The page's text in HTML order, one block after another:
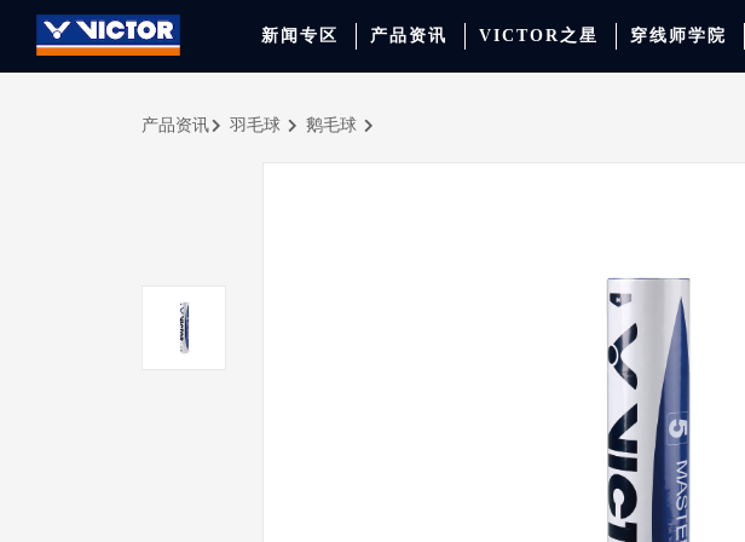
新闻专区 产品资讯 VICTOR之星 穿线师学院
品牌资讯 产品资讯
羽毛球拍 羽毛球鞋
签约球员 专业球队
穿线师档案 学院新闻
天猫旗舰店 京东旗舰店
产品资讯 羽毛球 鹅毛球